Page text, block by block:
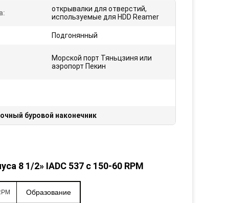
открывалки для отверстий,
используемые для HDD Reamer
Подгонянный
Морской порт Тяньцзиня или
аэропорт Пекин
буровой наконечник
8 1/2» IADC 537 с 150-60 RPM
Образование